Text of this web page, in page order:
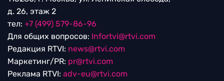
д. 26, этаж 2
тел: +7 (499) 579-86-96
Для общих вопросов: Infortvi@rtvi.com
Редакция RTVI: news@rtvi.com
Маркетинг/PR: pr@rtvi.com
Реклама RTVI: adv-eu@rtvi.com